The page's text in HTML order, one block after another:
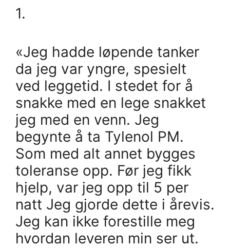
1.
«Jeg hadde løpende tanker
da jeg var yngre, spesielt
ved leggetid. I stedet for å
snakke med en lege snakket
jeg med en venn. Jeg
begynte å ta Tylenol PM.
Som med alt annet bygges
toleranse opp. Før jeg fikk
hjelp, var jeg opp til 5 per
natt Jeg gjorde dette i årevis.
Jeg kan ikke forestille meg
hvordan leveren min ser ut.